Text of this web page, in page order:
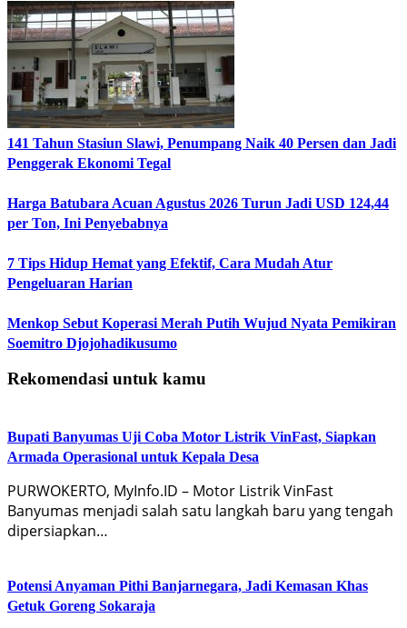
141 Tahun Stasiun Slawi, Penumpang Naik 40 Persen dan Jadi
Penggerak Ekonomi Tegal
Harga Batubara Acuan Agustus 2026 Turun Jadi USD 124,44
per Ton, Ini Penyebabnya
7 Tips Hidup Hemat yang Efektif, Cara Mudah Atur
Pengeluaran Harian
Menkop Sebut Koperasi Merah Putih Wujud Nyata Pemikiran
Soemitro Djojohadikusumo
Rekomendasi untuk kamu
Bupati Banyumas Uji Coba Motor Listrik VinFast, Siapkan
Armada Operasional untuk Kepala Desa
PURWOKERTO, MyInfo.ID – Motor Listrik VinFast
Banyumas menjadi salah satu langkah baru yang tengah
dipersiapkan…
Potensi Anyaman Pithi Banjarnegara, Jadi Kemasan Khas
Getuk Goreng Sokaraja